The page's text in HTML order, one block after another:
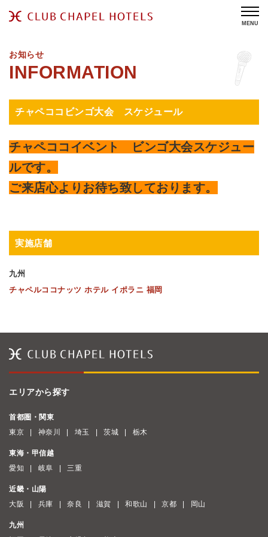
MENU
お知らせ
チャペココビンゴ大会 スケジュール
チャペココイベント ビンゴ大会スケジュー
ルです。
ご来店心よりお待ち致しております。
実施店舗
九州
チャペルココナッツ ホテル イポラニ 福岡
エリアから探す
首都圏・関東
東京
神奈川 埼玉 茨城 栃木
東海・甲信越
愛知
岐阜 三重
近畿・山陽
大阪
兵庫 奈良 滋賀 和歌山 京都 岡山
九州